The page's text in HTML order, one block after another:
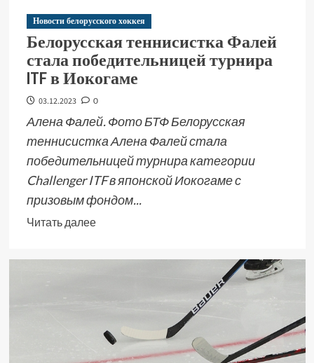
Новости белорусского хоккея
Белорусская теннисистка Фалей
стала победительницей турнира
ITF в Иокогаме
03.12.2023 0
Алена Фалей. Фото БТФ Белорусская
теннисистка Алена Фалей стала
победительницей турнира категории
Challenger ITF в японской Иокогаме с
призовым фондом...
Читать далее